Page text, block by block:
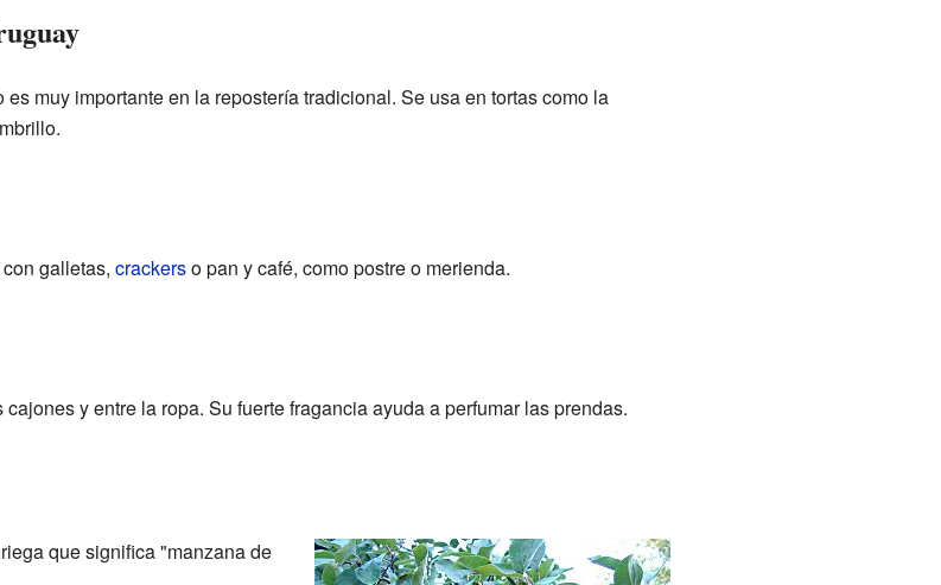
muy importante en la repostería tradicional. Se usa en tortas como la
galletas, crackerso pan y café, como postre o merienda.
y entre la ropa. Su fuerte fragancia ayuda a perfumar las prendas.
que significa "manzana de